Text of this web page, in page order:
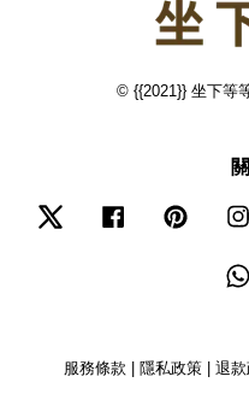
© {{2021}} 坐下等
Twitter Facebook Pinterest
服務條款 隱私政策| 退